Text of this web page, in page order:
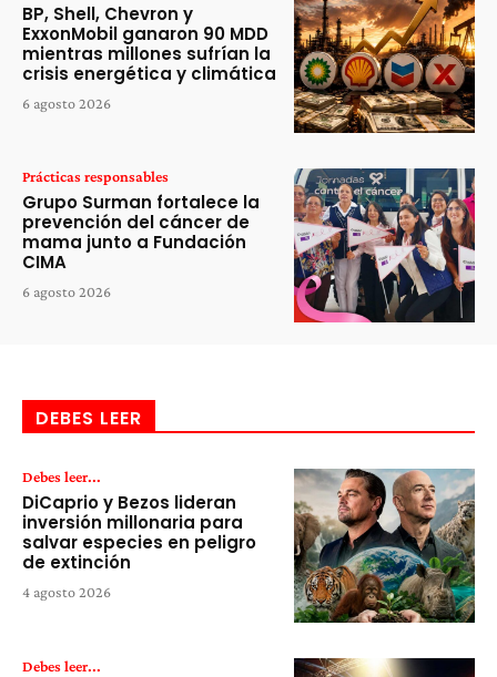
BP, Shell, Chevron y
ExxonMobil ganaron 90 MDD
mientras millones sufrían la
crisis energética y climática
6 agosto 2026
Prácticas responsables
Grupo Surman fortalece la
prevención del cáncer de
mama junto a Fundación
CIMA
6 agosto 2026
DEBES LEER
Debes leer...
DiCaprio y Bezos lideran
inversión millonaria para
salvar especies en peligro
de extinción
4 agosto 2026
Debes leer...